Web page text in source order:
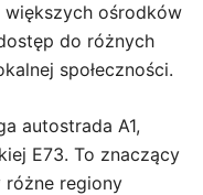
większych ośrodków
do różnych
społeczności.
autostrada A1,
E73. To znaczący
różne regiony